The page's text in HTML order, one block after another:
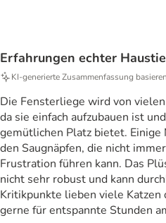
Erfahrungen echter
KI‑generierte Zusammenfassung
Die Fensterliege wird von
da sie einfach aufzubauen ist
gemütlichen Platz bietet.
den Saugnäpfen, die nicht
Frustration führen kann. Das
nicht sehr robust und kann
Kritikpunkte lieben viele Katzen
gerne für entspannte Stunden